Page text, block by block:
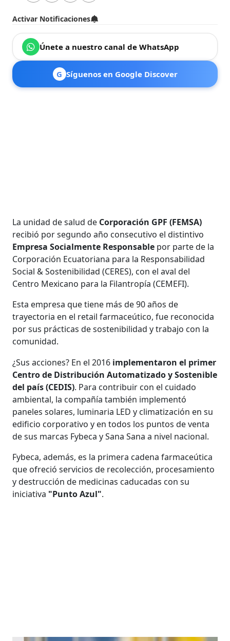
Activar Notificaciones
Únete a nuestro canal de WhatsApp
G Síguenos en Google Discover
La unidad de salud de Corporación GPF (FEMSA)
recibió por segundo año consecutivo el distintivo
Empresa Socialmente Responsable por parte de la
Corporación Ecuatoriana para la Responsabilidad
Social & Sostenibilidad (CERES), con el aval del
Centro Mexicano para la Filantropía (CEMEFI).
Esta empresa que tiene más de 90 años de
trayectoria en el retail farmaceútico, fue reconocida
por sus prácticas de sostenibilidad y trabajo con la
comunidad.
¿Sus acciones? En el 2016 implementaron el primer
Centro de Distribución Automatizado y Sostenible
del país (CEDIS). Para contribuir con el cuidado
ambiental, la compañía también implementó
paneles solares, luminaria LED y climatización en su
edificio corporativo y en todos los puntos de venta
de sus marcas Fybeca y Sana Sana a nivel nacional.
Fybeca, además, es la primera cadena farmaceútica
que ofreció servicios de recolección, procesamiento
y destrucción de medicinas caducadas con su
iniciativa "Punto Azul".